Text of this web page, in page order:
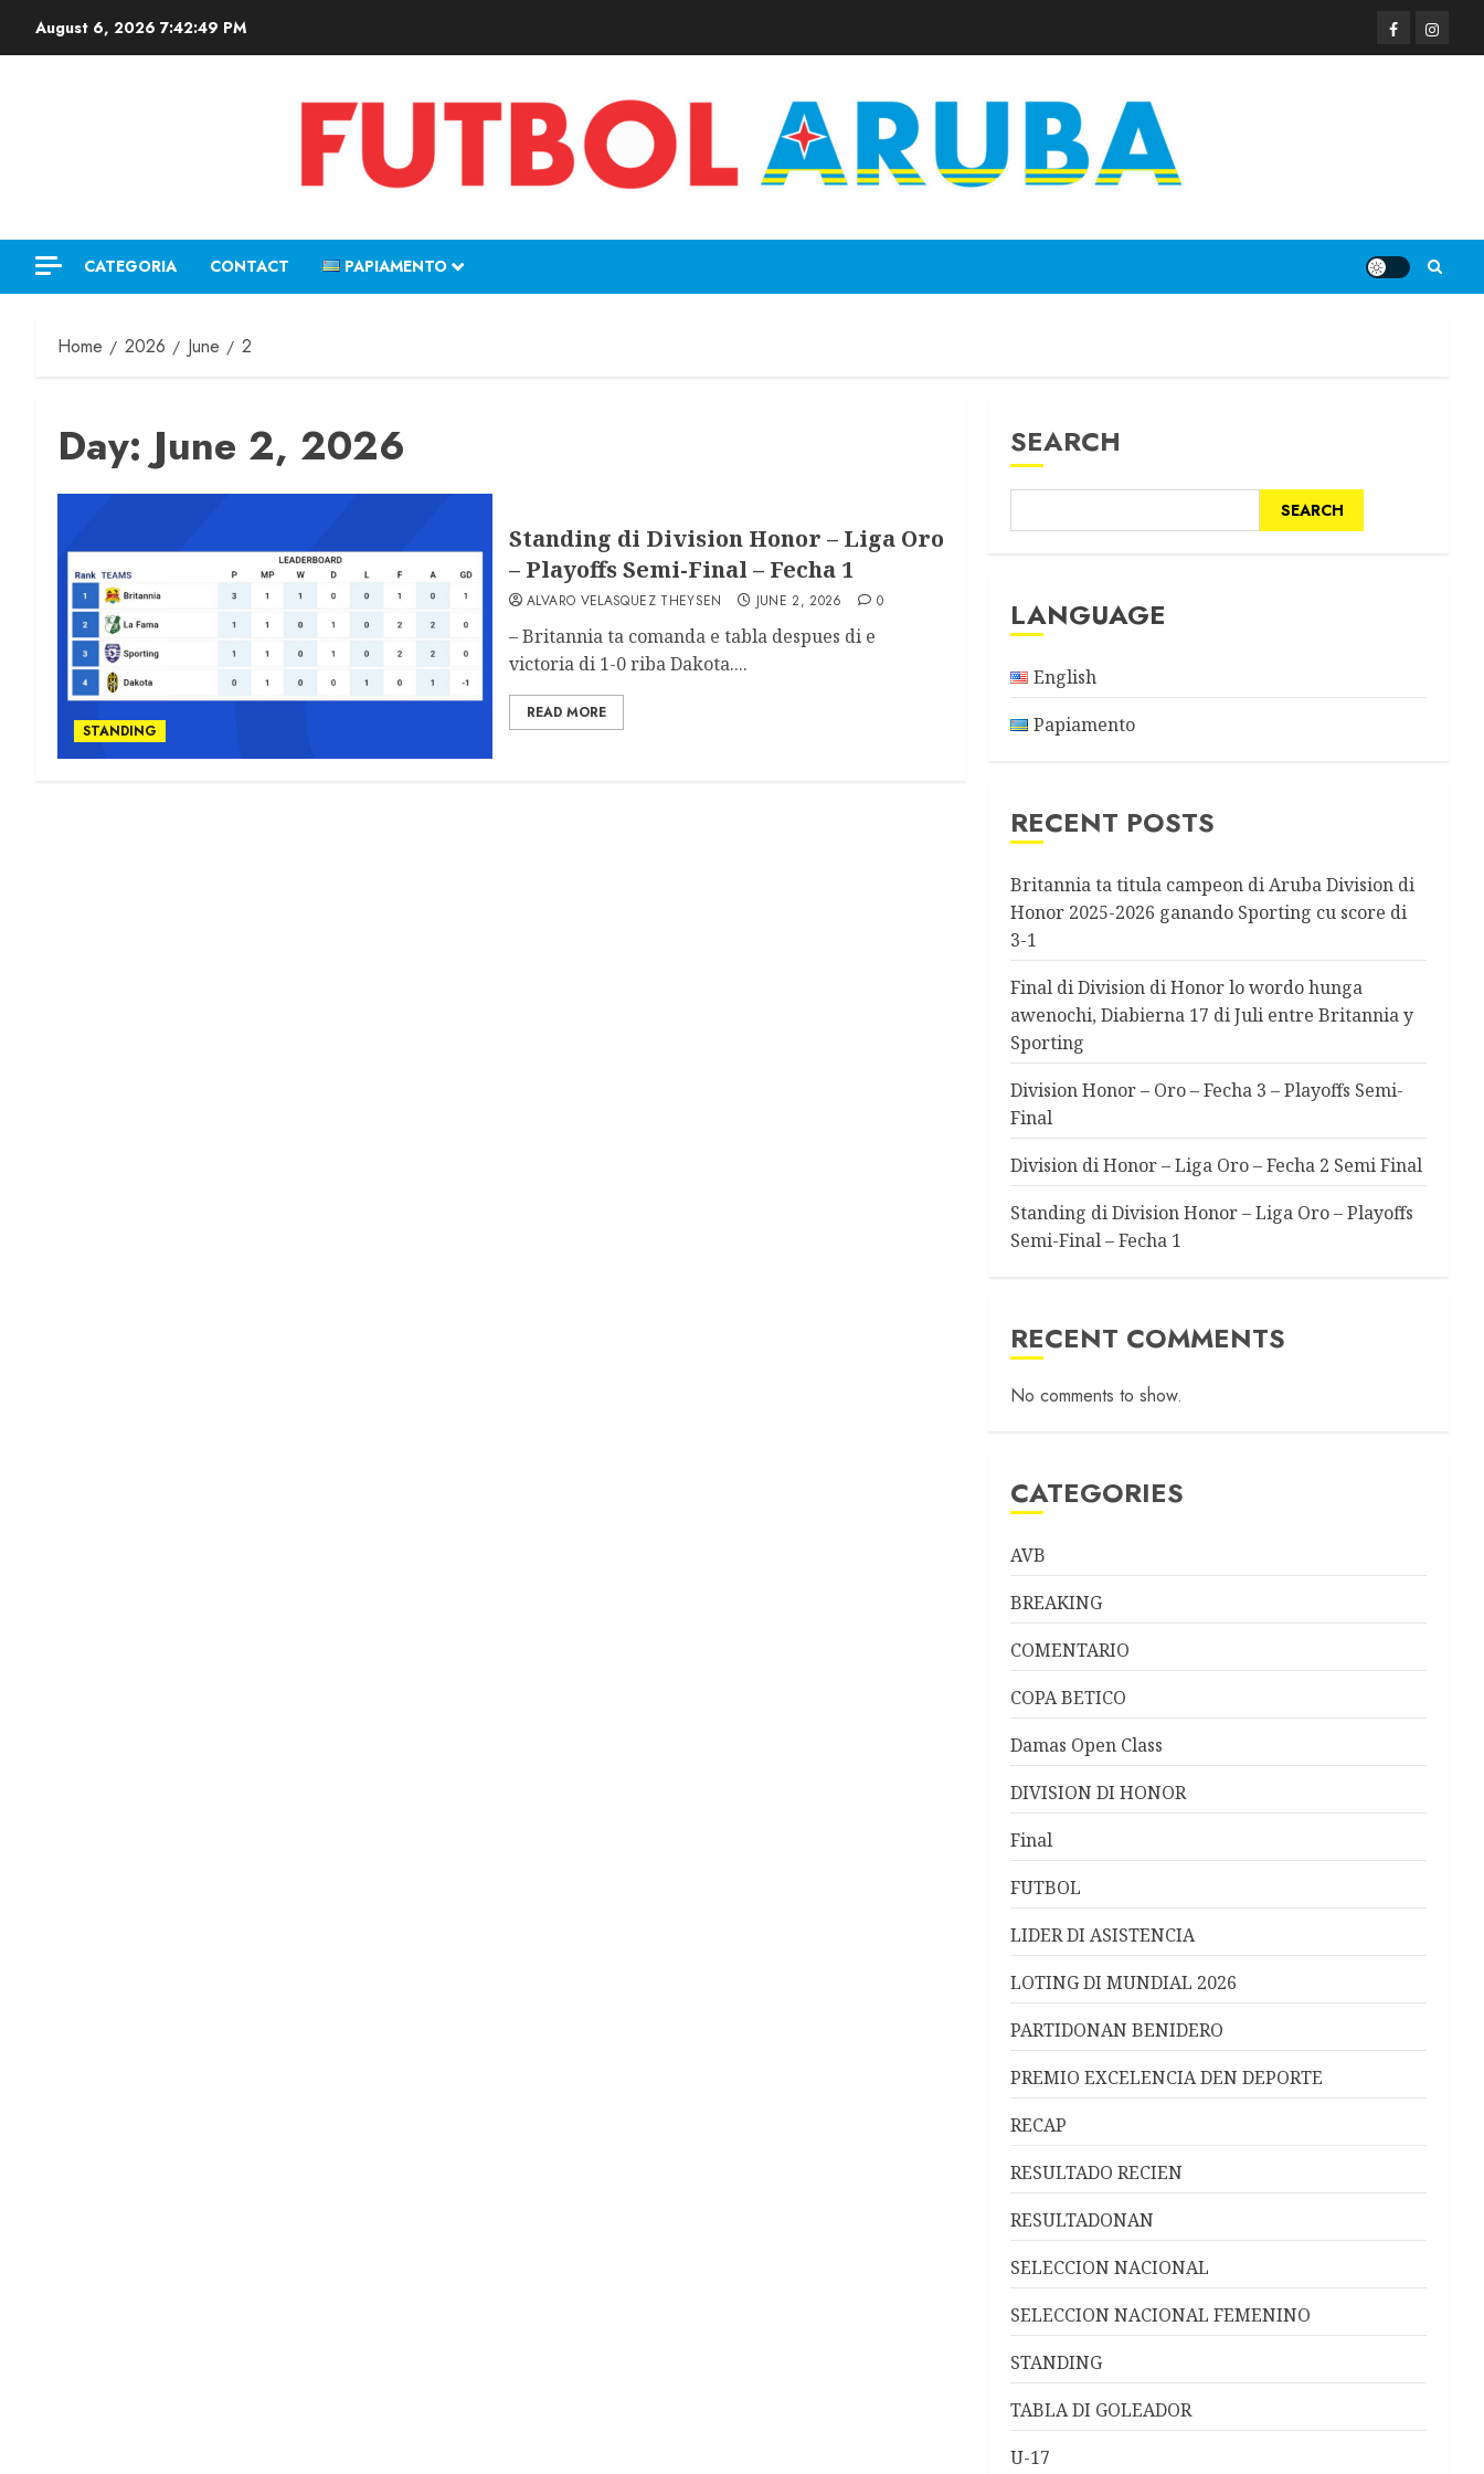
August 6, 2026 7:42:49 PM
CATEGORIA CONTACT PAPIAMENTO
Home 2026 June 2
Day:June 2, 2026
STANDING
Standing di Division Honor – Liga Oro
– Playoffs Semi-Final – Fecha 1
ALVARO VELASQUEZ THEYSEN JUNE 2, 2026 0
– Britannia ta comanda e tabla despues di e
victoria di 1-0 riba Dakota....
READ MORE
SEARCH
SEARCH
LANGUAGE
English
Papiamento
RECENT POSTS
Britannia ta titula campeon di Aruba Division di
Honor 2025-2026 ganando Sporting cu score di
3-1
Final di Division di Honor lo wordo hunga
awenochi, Diabierna 17 di Juli entre Britannia y
Sporting
Division Honor – Oro – Fecha 3 – Playoffs Semi-
Final
Division di Honor – Liga Oro – Fecha 2 Semi Final
Standing di Division Honor – Liga Oro – Playoffs
Semi-Final – Fecha 1
RECENT COMMENTS
No comments to show.
CATEGORIES
AVB
BREAKING
COMENTARIO
COPA BETICO
Damas Open Class
DIVISION DI HONOR
Final
FUTBOL
LIDER DI ASISTENCIA
LOTING DI MUNDIAL 2026
PARTIDONAN BENIDERO
PREMIO EXCELENCIA DEN DEPORTE
RECAP
RESULTADO RECIEN
RESULTADONAN
SELECCION NACIONAL
SELECCION NACIONAL FEMENINO
STANDING
TABLA DI GOLEADOR
U-17